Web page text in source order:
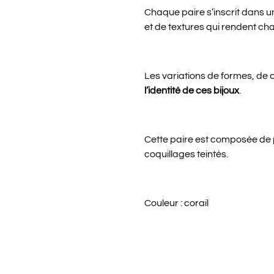
Chaque paire s’inscrit dans
et de textures qui rendent
Les variations de formes, de
l’identité de ces bijoux.
Cette paire est composée
coquillages teintés.
Couleur : corail